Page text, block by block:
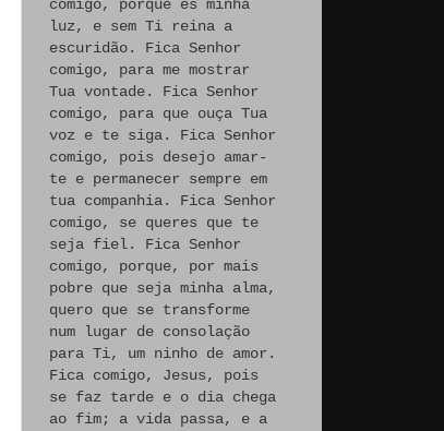
comigo, porque és minha
luz, e sem Ti reina a
escuridão. Fica Senhor
comigo, para me mostrar
Tua vontade. Fica Senhor
comigo, para que ouça Tua
voz e te siga. Fica Senhor
comigo, pois desejo amar-
te e permanecer sempre em
tua companhia. Fica Senhor
comigo, se queres que te
seja fiel. Fica Senhor
comigo, porque, por mais
pobre que seja minha alma,
quero que se transforme
num lugar de consolação
para Ti, um ninho de amor.
Fica comigo, Jesus, pois
se faz tarde e o dia chega
ao fim; a vida passa, e a